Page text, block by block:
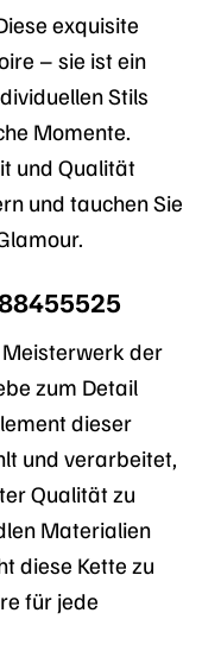
exquisite
– sie ist ein
Stils
Momente.
und Qualität
und tauchen Sie
Meisterwerk der
zum Detail
dieser
und verarbeitet,
Qualität zu
Materialien
diese Kette zu
für jede